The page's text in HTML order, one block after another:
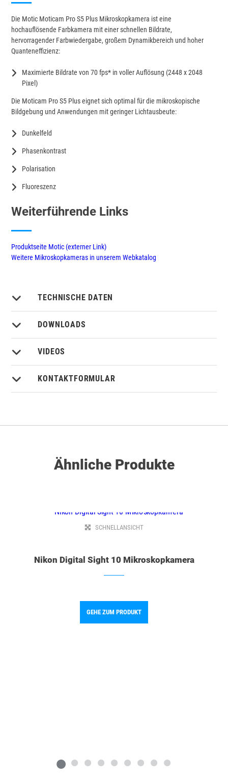
Die Motic Moticam Pro S5 Plus Mikroskopkamera ist eine
hochauflösende Farbkamera mit einer schnellen Bildrate,
hervorragender Farbwiedergabe, großem Dynamikbereich und hoher
Quanteneffizienz:
Maximierte Bildrate von 70 fps* in voller Auflösung (2448 x 2048
Pixel)
Die Moticam Pro S5 Plus eignet sich optimal für die mikroskopische
Bildgebung und Anwendungen mit geringer Lichtausbeute:
Dunkelfeld
Phasenkontrast
Polarisation
Fluoreszenz
Weiterführende Links
Produktseite Motic (externer Link)
Weitere Mikroskopkameras in unserem Webkatalog
TECHNISCHE DATEN
DOWNLOADS
VIDEOS
KONTAKTFORMULAR
Ähnliche Produkte
SCHNELLANSICHT
Nikon Digital Sight 10 Mikroskopkamera
GEHE ZUM PRODUKT